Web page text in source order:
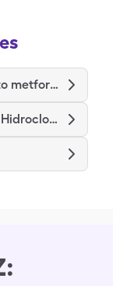
Clorhidrato metformina de liberación prolongada
Bisoprolol Hidroclorotiazida